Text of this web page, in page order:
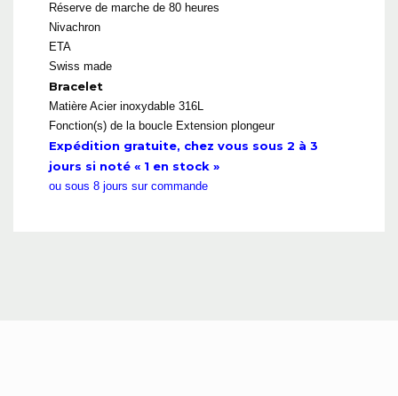
Réserve de marche de 80 heures
Nivachron
ETA
Swiss made
Bracelet
Matière Acier inoxydable 316L
Fonction(s) de la boucle Extension plongeur
Expédition gratuite, chez vous sous 2 à 3
jours si noté « 1 en stock »
ou sous 8 jours sur commande